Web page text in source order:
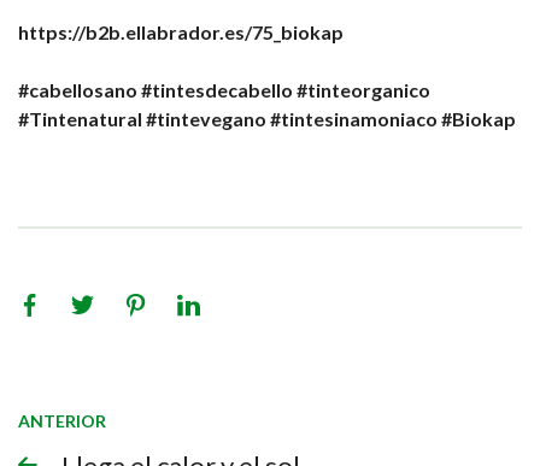
https://b2b.ellabrador.es/75_biokap
#cabellosano #tintesdecabello #tinteorganico
#Tintenatural #tintevegano #tintesinamoniaco #Biokap
ANTERIOR